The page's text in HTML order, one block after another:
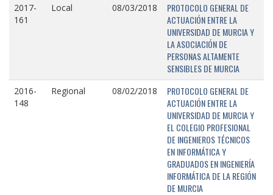
2017-
161
Local 08/03/2018
PROTOCOLO GENERAL DE
ACTUACIÓN ENTRE LA
UNIVERSIDAD DE MURCIA Y
LA ASOCIACIÓN DE
PERSONAS ALTAMENTE
SENSIBLES DE MURCIA
2016-
148
Regional 08/02/2018
PROTOCOLO GENERAL DE
ACTUACIÓN ENTRE LA
UNIVERSIDAD DE MURCIA Y
EL COLEGIO PROFESIONAL
DE INGENIEROS TÉCNICOS
EN INFORMÁTICA Y
GRADUADOS EN INGENIERÍA
INFORMÁTICA DE LA REGIÓN
DE MURCIA